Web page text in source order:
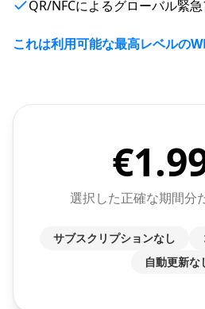
QR/NFCによるグローバル緊
これは利用可能な最高レベルの
€
選択した正確な期間分
サブスクリプションなし
自動更新な